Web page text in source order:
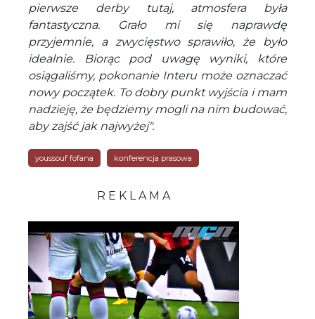
pierwsze derby tutaj, atmosfera była
fantastyczna. Grało mi się naprawdę
przyjemnie, a zwycięstwo sprawiło, że było
idealnie. Biorąc pod uwagę wyniki, które
osiągaliśmy, pokonanie Interu może oznaczać
nowy początek. To dobry punkt wyjścia i mam
nadzieję, że będziemy mogli na nim budować,
aby zajść jak najwyżej".
youssouf fofana konferencja prasowa
R E K L A M A